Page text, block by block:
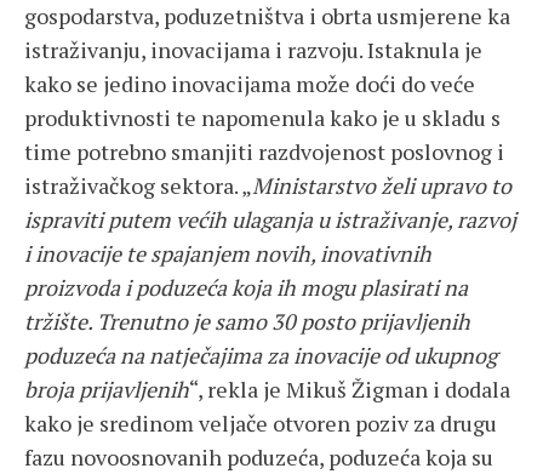
gospodarstva, poduzetništva i obrta usmjerene ka
istraživanju, inovacijama i razvoju. Istaknula je
kako se jedino inovacijama može doći do veće
produktivnosti te napomenula kako je u skladu s
time potrebno smanjiti razdvojenost poslovnog i
istraživačkog sektora. „Ministarstvo želi upravo to
ispraviti putem većih ulaganja u istraživanje, razvoj
i inovacije te spajanjem novih, inovativnih
proizvoda i poduzeća koja ih mogu plasirati na
tržište. Trenutno je samo 30 posto prijavljenih
poduzeća na natječajima za inovacije od ukupnog
broja prijavljenih“, rekla je Mikuš Žigman i dodala
kako je sredinom veljače otvoren poziv za drugu
fazu novoosnovanih poduzeća, poduzeća koja su